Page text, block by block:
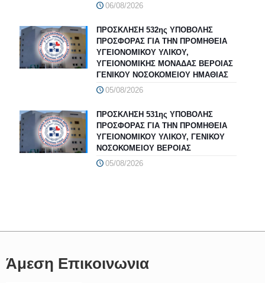
06/08/2026
ΠΡΟΣΚΛΗΣΗ 532ης ΥΠΟΒΟΛΗΣ
ΠΡΟΣΦΟΡΑΣ ΓΙΑ ΤΗΝ ΠΡΟΜΗΘΕΙΑ
ΥΓΕΙΟΝΟΜΙΚΟΥ ΥΛΙΚΟΥ,
ΥΓΕΙΟΝΟΜΙΚΗΣ ΜΟΝΑΔΑΣ ΒΕΡΟΙΑΣ
ΓΕΝΙΚΟΥ ΝΟΣΟΚΟΜΕΙΟΥ ΗΜΑΘΙΑΣ
05/08/2026
ΠΡΟΣΚΛΗΣΗ 531ης ΥΠΟΒΟΛΗΣ
ΠΡΟΣΦΟΡΑΣ ΓΙΑ ΤΗΝ ΠΡΟΜΗΘΕΙΑ
ΥΓΕΙΟΝΟΜΙΚΟΥ ΥΛΙΚΟΥ, ΓΕΝΙΚΟΥ
ΝΟΣΟΚΟΜΕΙΟΥ ΒΕΡΟΙΑΣ
05/08/2026
Άμεση Επικοινωνια